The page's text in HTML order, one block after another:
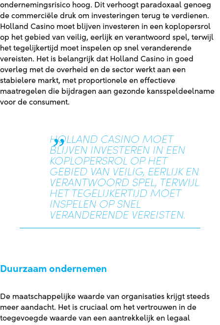
ondernemingsrisico hoog. Dit verhoogt paradoxaal genoeg
de commerciële druk om investeringen terug te verdienen.
Holland Casino moet blijven investeren in een koplopersrol
op het gebied van veilig, eerlijk en verantwoord spel, terwijl
het tegelijkertijd moet inspelen op snel veranderende
vereisten. Het is belangrijk dat Holland Casino in goed
overleg met de overheid en de sector werkt aan een
stabielere markt, met proportionele en effectieve
maatregelen die bijdragen aan gezonde kansspeldeelname
voor de consument.
HOLLAND CASINO MOET
BLIJVEN INVESTEREN IN EEN
KOPLOPERSROL OP HET
GEBIED VAN VEILIG, EERLIJK EN
VERANTWOORD SPEL, TERWIJL
HET TEGELIJKERTIJD MOET
INSPELEN OP SNEL
VERANDERENDE VEREISTEN.
Duurzaam ondernemen
De maatschappelijke waarde van organisaties krijgt steeds
meer aandacht. Het is cruciaal om het vertrouwen in de
toegevoegde waarde van een aantrekkelijk en legaal